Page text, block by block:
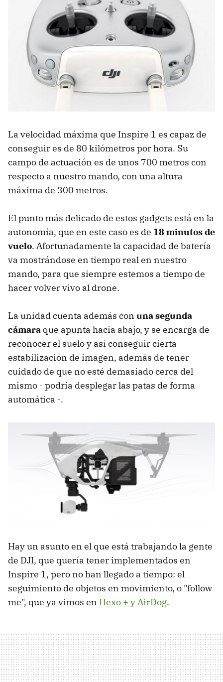
La velocidad máxima que Inspire 1 es capaz de
conseguir es de 80 kilómetros por hora. Su
campo de actuación es de unos 700 metros con
respecto a nuestro mando, con una altura
máxima de 300 metros.
El punto más delicado de estos gadgets está en la
autonomía, que en este caso es de 18 minutos de
vuelo. Afortunadamente la capacidad de batería
va mostrándose en tiempo real en nuestro
mando, para que siempre estemos a tiempo de
hacer volver vivo al drone.
La unidad cuenta además con una segunda
cámara que apunta hacia abajo, y se encarga de
reconocer el suelo y así conseguir cierta
estabilización de imagen, además de tener
cuidado de que no esté demasiado cerca del
mismo - podría desplegar las patas de forma
automática -.
Hay un asunto en el que está trabajando la gente
de DJI, que quería tener implementados en
Inspire 1, pero no han llegado a tiempo: el
seguimiento de objetos en movimiento, o "follow
me", que ya vimos en Hexo + y AirDog.